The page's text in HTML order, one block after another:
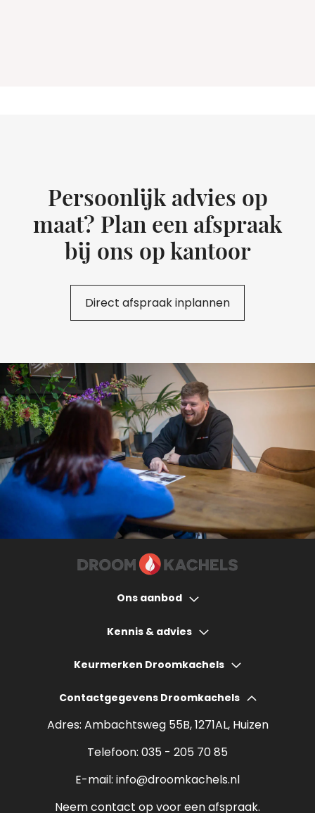
Persoonlijk advies op
maat? Plan een afspraak
bij ons op kantoor
Direct afspraak inplannen
Ons aanbod
Houtkachels
Bio ethanol haarden
Sfeerhaarden
Open haard
Kennis & advies
Hoeveel bespaart een houtkachel?
Keurmerken Droomkachels
Contactgegevens Droomkachels
Adres: Ambachtsweg 55B, 1271AL, Huizen
Telefoon: 035 - 205 70 85
E-mail: info@droomkachels.nl
Neem contact op voor een afspraak.